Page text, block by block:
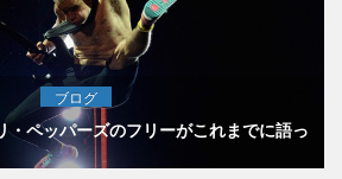
ブログ
・ペッパーズのフリーがこれまでに語っ